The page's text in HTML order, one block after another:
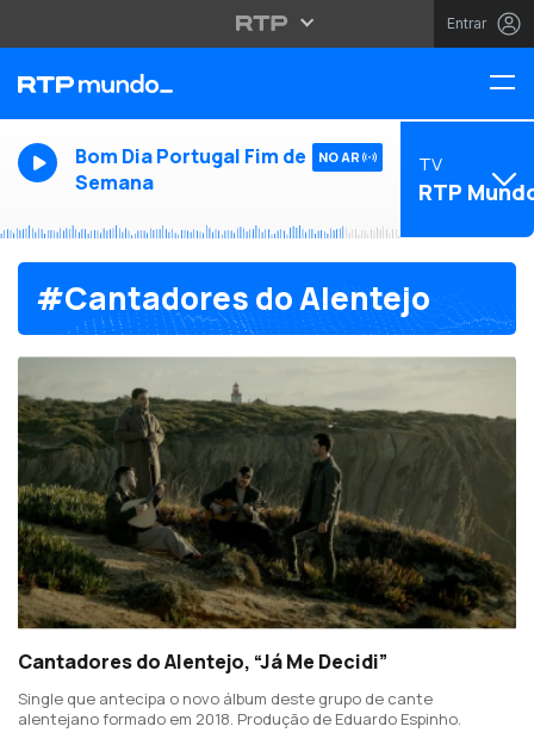
Entrar
Bom Dia Portugal Fim de
Semana
NO AR TV
RTP
#Cantadores do Alentejo
Cantadores do Alentejo, “Já Me Decidi”
Single que antecipa o novo álbum deste grupo de cante
alentejano formado em 2018. Produção de Eduardo Espinho.